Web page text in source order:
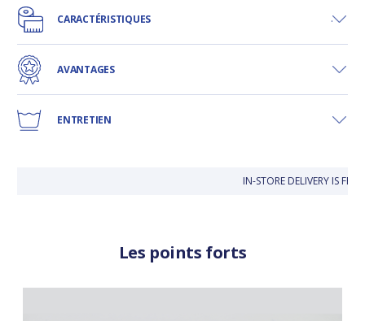
CARACTÉRISTIQUES
AVANTAGES
ENTRETIEN
IN-STORE DELIVERY IS FREE
Les points forts